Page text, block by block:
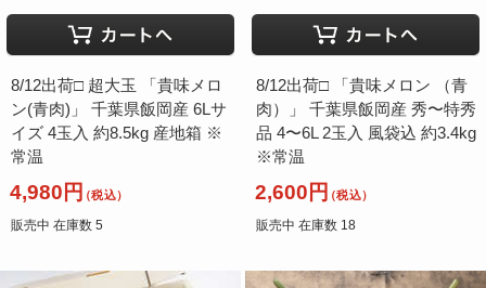
8/12出荷□ 超大玉 「貴味メロ
ン(青肉)」 千葉県飯岡産 6Lサ
イズ 4玉入 約8.5kg 産地箱 ※
常温
4,980円（税込）
販売中 在庫数 5
8/12出荷□ 「貴味メロン （青
肉）」 千葉県飯岡産 秀〜特秀
品 4〜6L 2玉入 風袋込 約3.4kg
※常温
2,600円（税込）
販売中 在庫数 18